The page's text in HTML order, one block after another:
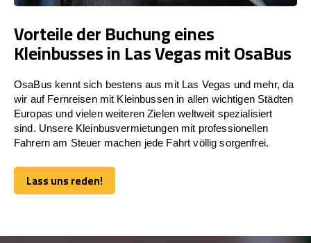
Vorteile der Buchung eines
Kleinbusses in Las Vegas mit OsaBus
OsaBus kennt sich bestens aus mit Las Vegas und mehr, da
wir auf Fernreisen mit Kleinbussen in allen wichtigen Städten
Europas und vielen weiteren Zielen weltweit spezialisiert
sind. Unsere Kleinbusvermietungen mit professionellen
Fahrern am Steuer machen jede Fahrt völlig sorgenfrei.
Lass uns reden!
Lass uns reden!